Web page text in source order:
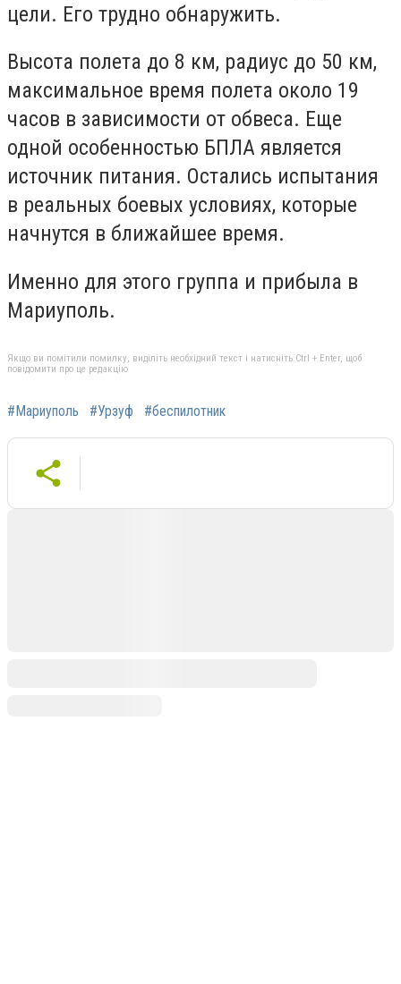
цели. Его трудно обнаружить.
Высота полета до 8 км, радиус до 50 км,
максимальное время полета около 19
часов в зависимости от обвеса. Еще
одной особенностью БПЛА является
источник питания. Остались испытания
в реальных боевых условиях, которые
начнутся в ближайшее время.
Именно для этого группа и прибыла в
Мариуполь.
Якщо ви помітили помилку, виділіть необхідний текст і натисніть Ctrl + Enter, щоб
повідомити про це редакцію
#Мариуполь #Урзуф #беспилотник